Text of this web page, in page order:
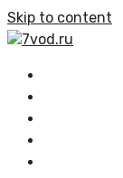
Skip to content
7vod.ru